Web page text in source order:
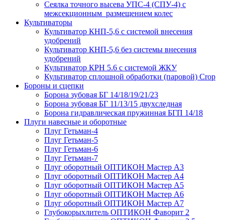
Сеялка точного высева УПС-4 (СПУ-4) с
межсекционным размещением колес
Культиваторы
Культиватор КНП-5,6 с системой внесения
удобрений
Культиватор КНП-5,6 без системы внесения
удобрений
Культиватор КРН 5.6 с системой ЖКУ
Культиватор сплошной обработки (паровой) Crop
Бороны и сцепки
Борона зубовая БГ 14/18/19/21/23
Борона зубовая БГ 11/13/15 двухследная
Борона гидравлическая пружинная БГП 14/18
Плуги навесные и оборотные
Плуг Гетьман-4
Плуг Гетьман-5
Плуг Гетьман-6
Плуг Гетьман-7
Плуг оборотный ОПТИКОН Мастер А3
Плуг оборотный ОПТИКОН Мастер А4
Плуг оборотный ОПТИКОН Мастер А5
Плуг оборотный ОПТИКОН Мастер А6
Плуг оборотный ОПТИКОН Мастер А7
Глубокорыхлитель ОПТИКОН Фаворит 2